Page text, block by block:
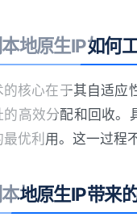
地原生IP如何
核心在于其自适
高效分配和回收
优利用。这一过程
地原生IP带来